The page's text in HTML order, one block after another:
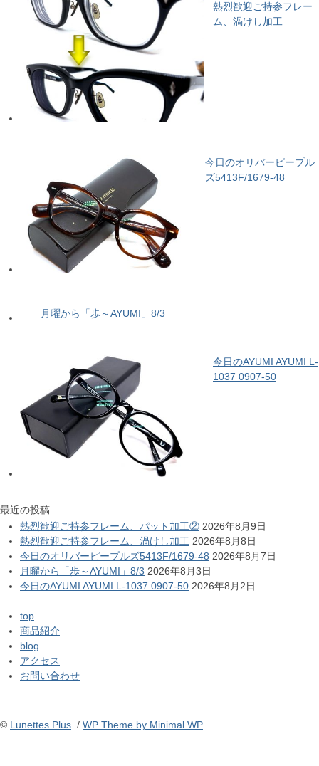
熱烈歓迎ご持参フレー
ム、渦けし加工
今日のオリバーピープル
ズ5413F/1679-48
月曜から「歩～AYUMI」8/3
今日のAYUMI AYUMI L-
1037 0907-50
最近の投稿
熱烈歓迎ご持参フレーム、パット加工② 2026年8月9日
熱烈歓迎ご持参フレーム、渦けし加工 2026年8月8日
今日のオリバーピープルズ5413F/1679-48 2026年8月7日
月曜から「歩～AYUMI」8/3 2026年8月3日
今日のAYUMI AYUMI L-1037 0907-50 2026年8月2日
top
商品紹介
blog
アクセス
お問い合わせ
© Lunettes Plus. / WP Theme by Minimal WP